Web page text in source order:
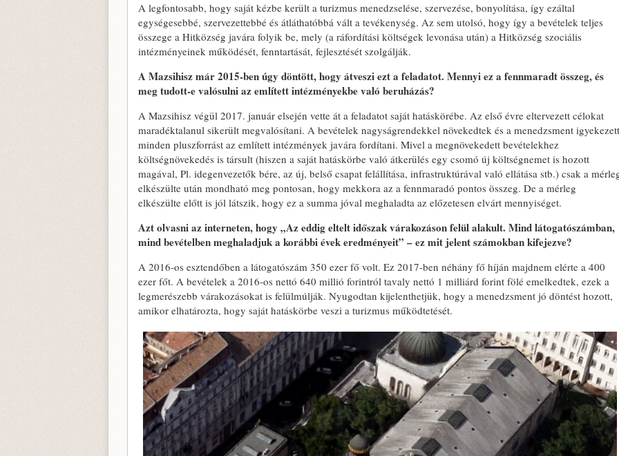
A legfontosabb, hogy saját kézbe került a turizmus menedzselése, szervezése, bonyolítása, így ezáltal
egységesebbé, szervezettebbé és átláthatóbbá vált a tevékenység. Az sem utolsó, hogy így a bevételek teljes
összege a Hitközség javára folyik be, mely (a ráfordítási költségek levonása után) a Hitközség szociális
intézményeinek működését, fenntartását, fejlesztését szolgálják.
A Mazsihisz már 2015-ben úgy döntött, hogy átveszi ezt a feladatot. Mennyi ez a fennmaradt összeg, és
meg tudott-e valósulni az említett intézményekbe való beruházás?
A Mazsihisz végül 2017. január elsején vette át a feladatot saját hatáskörébe. Az első évre eltervezett célokat
maradéktalanul sikerült megvalósítani. A bevételek nagyságrendekkel növekedtek és a menedzsment igyekezett
minden pluszforrást az említett intézmények javára fordítani. Mivel a megnövekedett bevételekhez
költségnövekedés is társult (hiszen a saját hatáskörbe való átkerülés egy csomó új költségnemet is hozott
magával, Pl. idegenvezetők bére, az új, belső csapat felállítása, infrastruktúrával való ellátása stb.) csak a
elkészülte után mondható meg pontosan, hogy mekkora az a fennmaradó pontos összeg. De a mérleg
elkészülte előtt is jól látszik, hogy ez a summa jóval meghaladta az előzetesen elvárt mennyiséget.
Azt olvasni az interneten, hogy „Az eddig eltelt időszak várakozáson felül alakult. Mind látogatószámban,
mind bevételben meghaladjuk a korábbi évek eredményeit” – ez mit jelent számokban kifejezve?
A 2016-os esztendőben a látogatószám 350 ezer fő volt. Ez 2017-ben néhány fő híján majdnem elérte a 400
ezer főt. A bevételek a 2016-os nettó 640 millió forintról tavaly nettó 1 milliárd forint fölé emelkedtek, ezek a
legmerészebb várakozásokat is felülmúlják. Nyugodtan kijelenthetjük, hogy a menedzsment jó döntést hozott,
amikor elhatározta, hogy saját hatáskörbe veszi a turizmus működtetését.